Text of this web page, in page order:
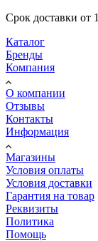
Срок доставки от
Каталог
Бренды
Компания
О компании
Отзывы
Контакты
Информация
Магазины
Условия оплаты
Условия доставки
Гарантия на товар
Реквизиты
Политика
Помощь